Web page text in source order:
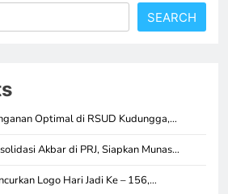
SEARCH
Optimal di RSUD Kudungga,…
Akbar di PRJ, Siapkan Munas…
Logo Hari Jadi Ke – 156,…